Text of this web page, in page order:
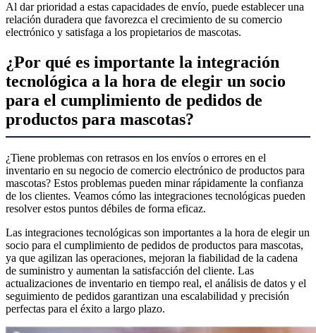
Al dar prioridad a estas capacidades de envío, puede establecer una
relación duradera que favorezca el crecimiento de su comercio
electrónico y satisfaga a los propietarios de mascotas.
¿Por qué es importante la integración
tecnológica a la hora de elegir un socio
para el cumplimiento de pedidos de
productos para mascotas?
¿Tiene problemas con retrasos en los envíos o errores en el
inventario en su negocio de comercio electrónico de productos para
mascotas? Estos problemas pueden minar rápidamente la confianza
de los clientes. Veamos cómo las integraciones tecnológicas pueden
resolver estos puntos débiles de forma eficaz.
Las integraciones tecnológicas son importantes a la hora de elegir un
socio para el cumplimiento de pedidos de productos para mascotas,
ya que agilizan las operaciones, mejoran la fiabilidad de la cadena
de suministro y aumentan la satisfacción del cliente. Las
actualizaciones de inventario en tiempo real, el análisis de datos y el
seguimiento de pedidos garantizan una escalabilidad y precisión
perfectas para el éxito a largo plazo.